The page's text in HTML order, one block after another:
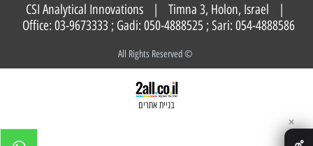
CSI Analytical Innovations | Timna 3, Holon, Israel |
Office: 03-9673333 ; Gadi: 050-4888525 ; Sari: 054-4888586
© All Rights Reserved
בניית אתרים
✕